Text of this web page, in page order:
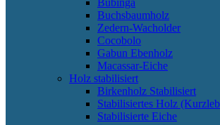
Bubinga
Buchsbaumholz
Zedern-Wacholder
Cocobolo
Gabun Ebenholz
Macassar-Eiche
Holz stabilisiert
Birkenholz Stabilisiert
Stabilisiertes Holz
Stabilisierte Eiche